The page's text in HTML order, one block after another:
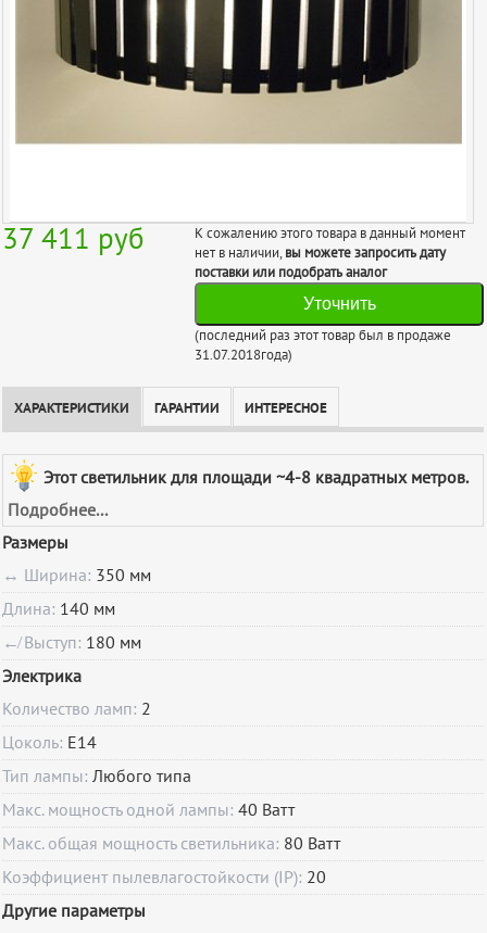
37 411 руб
К сожалению этого товара в данный момент
нет в наличии,вы можете запросить дату
поставки или подобрать аналог
Уточнить
(последний раз этот товар был в продаже
31.07.2018года)
ХАРАКТЕРИСТИКИ ГАРАНТИИ ИНТЕРЕСНОЕ
Этот светильник для площади ~4-8 квадратных метров.
Подробнее...
Размеры
↔ Ширина: 350 мм
Длина: 140 мм
↚ Выступ: 180 мм
Электрика
Количество ламп: 2
Цоколь: E14
Тип лампы:Любого типа
Макс. мощность одной лампы:40 Ватт
Макс. общая мощность светильника: 80 Ватт
Коэффициент пылевлагостойкости (IP): 20
Другие параметры